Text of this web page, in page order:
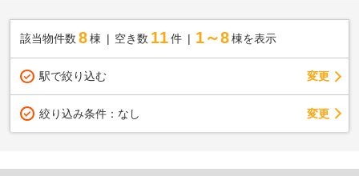
該当物件数 8棟 空き数 11 件 1～8 棟を表示
駅で絞り込む 変更
絞り込み条件： なし 変更